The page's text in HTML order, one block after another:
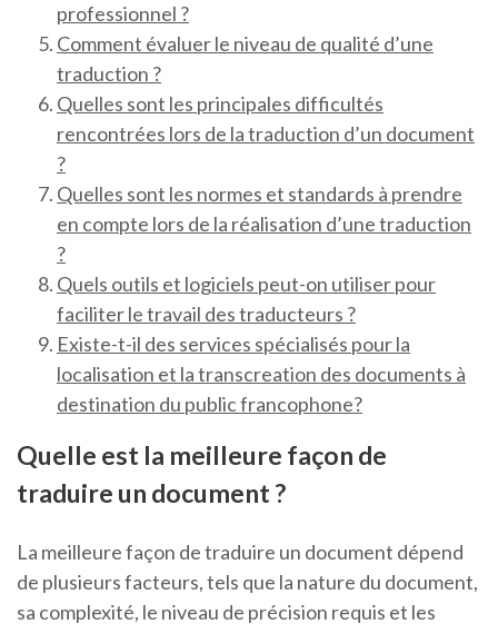
professionnel ?
Comment évaluer le niveau de qualité d’une
traduction ?
Quelles sont les principales difficultés
rencontrées lors de la traduction d’un document
?
Quelles sont les normes et standards à prendre
en compte lors de la réalisation d’une traduction
?
Quels outils et logiciels peut-on utiliser pour
faciliter le travail des traducteurs ?
Existe-t-il des services spécialisés pour la
localisation et la transcreation des documents à
destination du public francophone?
Quelle est la meilleure façon de
traduire un document ?
La meilleure façon de traduire un document dépend
de plusieurs facteurs, tels que la nature du document,
sa complexité, le niveau de précision requis et les